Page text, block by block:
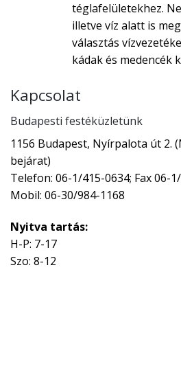
téglafelületekhez.
illetve víz alatt is
választás
kádak és medencék
Kapcsolat
Budapesti festéküzletünk
1156 Budapest, Nyírpalota út 2.
bejárat)
Telefon: 06-1/415-0634; Fax 06-
Mobil: 06-30/984-1168
Nyitva tartás:
H-P: 7-17
Szo: 8-12